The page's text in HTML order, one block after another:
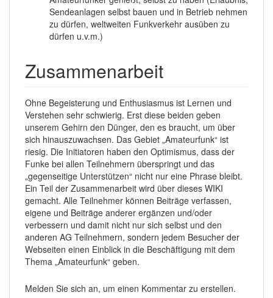
Sendeanlagen selbst bauen und in Betrieb nehmen
zu dürfen, weltweiten Funkverkehr ausüben zu
dürfen u.v.m.)
Zusammenarbeit
Ohne Begeisterung und Enthusiasmus ist Lernen und
Verstehen sehr schwierig. Erst diese beiden geben
unserem Gehirn den Dünger, den es braucht, um über
sich hinauszuwachsen. Das Gebiet „Amateurfunk“ ist
riesig. Die Initiatoren haben den Optimismus, dass der
Funke bei allen Teilnehmern überspringt und das
„gegenseitige Unterstützen“ nicht nur eine Phrase bleibt.
Ein Teil der Zusammenarbeit wird über dieses WIKI
gemacht. Alle Teilnehmer können Beiträge verfassen,
eigene und Beiträge anderer ergänzen und/oder
verbessern und damit nicht nur sich selbst und den
anderen AG Teilnehmern, sondern jedem Besucher der
Webseiten einen Einblick in die Beschäftigung mit dem
Thema „Amateurfunk“ geben.
Melden Sie sich an, um einen Kommentar zu erstellen.